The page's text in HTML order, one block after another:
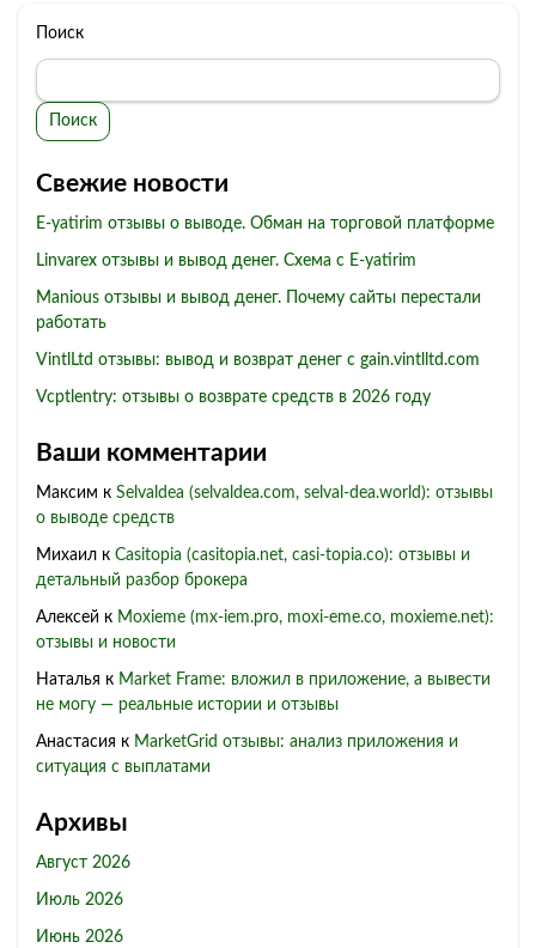
Поиск
Поиск
Свежие новости
E-yatirim отзывы о выводе. Обман на торговой платформе
Linvarex отзывы и вывод денег. Схема с E-yatirim
Manious отзывы и вывод денег. Почему сайты перестали
работать
VintlLtd отзывы: вывод и возврат денег с gain.vintlltd.com
Vcptlentry: отзывы о возврате средств в 2026 году
Ваши комментарии
Максим к Selvaldea (selvaldea.com, selval-dea.world): отзывы
о выводе средств
Михаил к Casitopia (casitopia.net, casi-topia.co): отзывы и
детальный разбор брокера
Алексей к Moxieme (mx-iem.pro, moxi-eme.co, moxieme.net):
отзывы и новости
Наталья к Market Frame: вложил в приложение, а вывести
не могу — реальные истории и отзывы
Анастасия к MarketGrid отзывы: анализ приложения и
ситуация с выплатами
Архивы
Август 2026
Июль 2026
Июнь 2026